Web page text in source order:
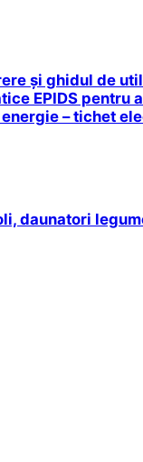
și ghidul de
EPIDS pentru
– tichet
daunatori